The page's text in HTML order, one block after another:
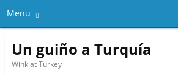
Menu
Un guiño a Turquía
Wink at Turkey